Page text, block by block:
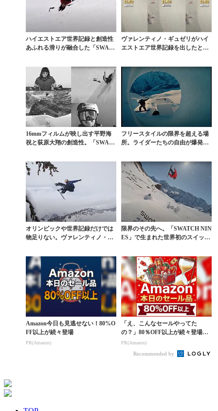
ハイエストエア世界記録と創造性
あふれる滑りが融合した「SWAT
ヴァレンティノ・ギュゼリがハイ
エストエア世界記録を出したとき
16mmフィルムが映し出す平野海
祝と荻原大翔の創造性。「SWAT
フリースタイルの限界を超える場
所。ライダーたちの自由が爆発し
オリンピックや世界記録だけでは
物足りない。ヴァレンティノ・ギ
限界のその先へ。「SWATCH NIN
ES」で生まれた世界初のスイッ
Amazon今日も見逃せない！80%O
FF以上が続々登場
PR(Amazon)
「え、こんなセールやってた
の？」80％OFF以上が続々登場！
Amazonの本気が...
PR(Amazon)
Recommended by